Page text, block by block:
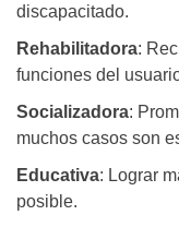
discapacitado.
Rehabilitadora:
funciones del
Socializadora:
muchos casos son
Educativa: Lograr
posible.